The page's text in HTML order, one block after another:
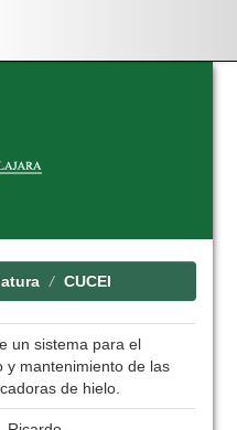
CUCEI
un sistema para el
y mantenimiento de las
de hielo.